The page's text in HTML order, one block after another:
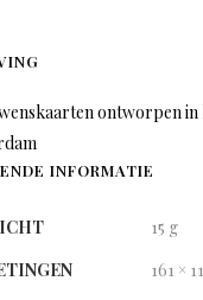
ontworpen in
INFORMATIE
15 g
161 ×